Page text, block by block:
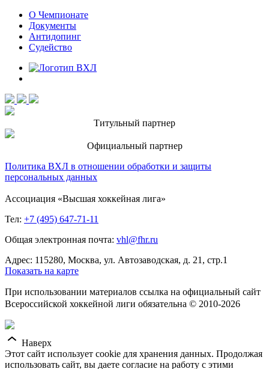
О Чемпионате
Документы
Антидопинг
Судейство
Титульный партнер
Официальный партнер
Политика ВХЛ в отношении обработки и защиты
персональных данных
Ассоциация «Высшая хоккейная лига»
Тел: +7 (495) 647-71-11
Общая электронная почта: vhl@fhr.ru
Адрес: 115280, Москва, ул. Автозаводская, д. 21, стр.1
Показать на карте
При использовании материалов ссылка на официальный сайт
Всероссийской хоккейной лиги обязательна © 2010-2026
Наверх
Этот сайт использует cookie для хранения данных. Продолжая
использовать сайт, вы даете согласие на работу с этими